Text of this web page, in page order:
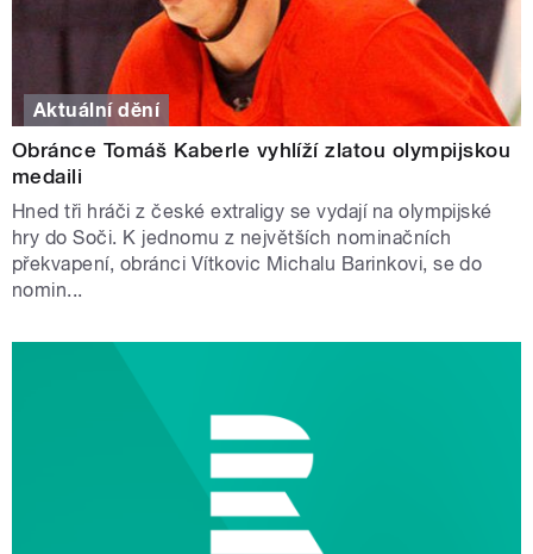
Aktuální dění
Obránce Tomáš Kaberle vyhlíží zlatou olympijskou
medaili
Hned tři hráči z české extraligy se vydají na olympijské
hry do Soči. K jednomu z největších nominačních
překvapení, obránci Vítkovic Michalu Barinkovi, se do
nomin...